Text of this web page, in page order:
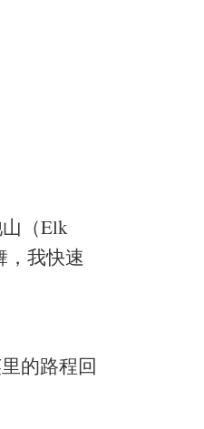
（Elk
，我快速
的路程回